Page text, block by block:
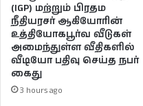
(IGP) மற்றும் பிரதம
நீதியரசர் ஆகியோரின்
உத்தியோகபூர்வ வீடுகள்
அமைந்துள்ள வீதிகளில்
வீடியோ பதிவு செய்த நபர்
கைது
3 hours ago